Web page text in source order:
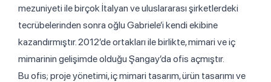
mezuniyeti ile birçok İtalyan ve uluslararası şirketlerdeki
tecrübelerinden sonra oğlu Gabriele’i kendi ekibine
kazandırmıştır. 2012’de ortakları ile birlikte, mimari ve iç
mimarinin gelişimde olduğu Şangay’da ofis açmıştır.
Bu ofis; proje yönetimi, iç mimari tasarım, ürün tasarımı ve